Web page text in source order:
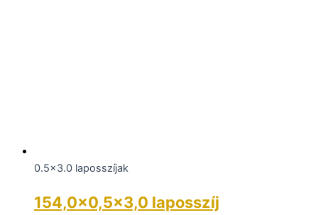
0.5x3.0 laposszíjak
154,0×0,5×3,0 laposszíj